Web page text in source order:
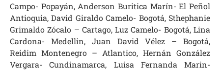
Campo- Popayán, Anderson Buritica Marín- El Peñol
Antioquia, David Giraldo Camelo- Bogotá, Sthephanie
Grimaldo Zócalo – Cartago, Luz Camelo- Bogotá, Lina
Cardona- Medellin, Juan David Vélez – Bogotá,
Reidim Montenegro – Atlantico, Hernán González
Vergara- Cundinamarca, Luisa Fernanda Marin-